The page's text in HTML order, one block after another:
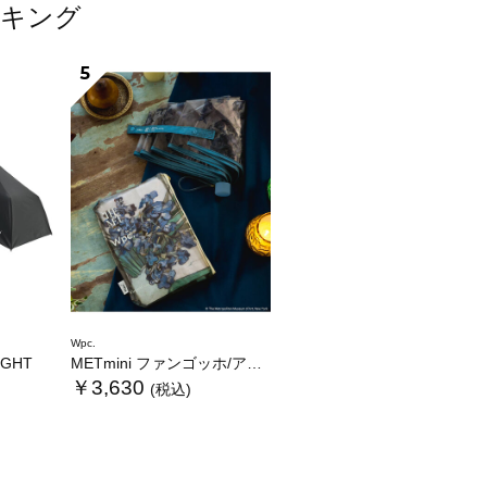
ング
5
Wpc.
METmini ファンゴッホ/アイリス
￥3,630 (税込)